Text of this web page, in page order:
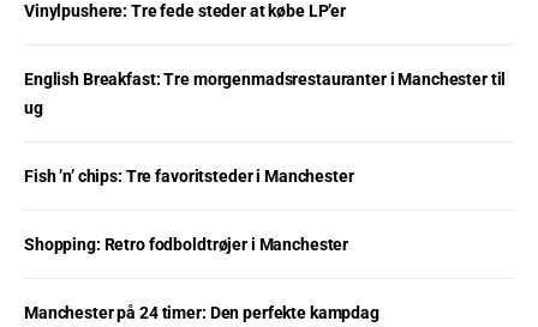
Vinylpushere: Tre fede steder at købe LP’er
English Breakfast: Tre morgenmadsrestauranter i Manchester til
ug
Fish ’n’ chips: Tre favoritsteder i Manchester
Shopping: Retro fodboldtrøjer i Manchester
Manchester på 24 timer: Den perfekte kampdag